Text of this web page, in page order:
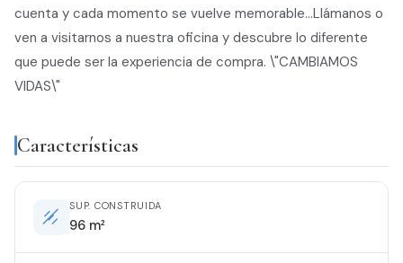
cuenta y cada momento se vuelve memorable...Llámanos o
ven a visitarnos a nuestra oficina y descubre lo diferente
que puede ser la experiencia de compra. \"CAMBIAMOS
VIDAS\"
Características
SUP. CONSTRUIDA
96 m²